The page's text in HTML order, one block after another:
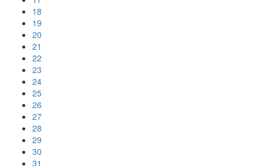
18
19
20
21
22
23
24
25
26
27
28
29
30
31